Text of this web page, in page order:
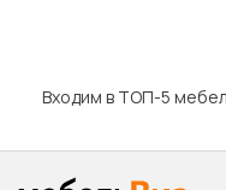
Входим в ТОП-5